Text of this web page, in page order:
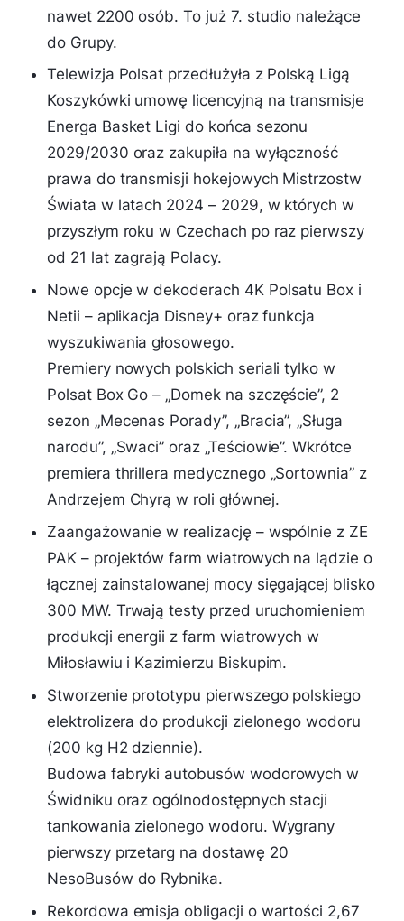
nawet 2200 osób. To już 7. studio należące
do Grupy.
Telewizja Polsat przedłużyła z Polską Ligą
Koszykówki umowę licencyjną na transmisje
Energa Basket Ligi do końca sezonu
2029/2030 oraz zakupiła na wyłączność
prawa do transmisji hokejowych Mistrzostw
Świata w latach 2024 – 2029, w których w
przyszłym roku w Czechach po raz pierwszy
od 21 lat zagrają Polacy.
Nowe opcje w dekoderach 4K Polsatu Box i
Netii – aplikacja Disney+ oraz funkcja
wyszukiwania głosowego.
Premiery nowych polskich seriali tylko w
Polsat Box Go – „Domek na szczęście”, 2
sezon „Mecenas Porady”, „Bracia”, „Sługa
narodu”, „Swaci” oraz „Teściowie”. Wkrótce
premiera thrillera medycznego „Sortownia” z
Andrzejem Chyrą w roli głównej.
Zaangażowanie w realizację – wspólnie z ZE
PAK – projektów farm wiatrowych na lądzie o
łącznej zainstalowanej mocy sięgającej blisko
300 MW. Trwają testy przed uruchomieniem
produkcji energii z farm wiatrowych w
Miłosławiu i Kazimierzu Biskupim.
Stworzenie prototypu pierwszego polskiego
elektrolizera do produkcji zielonego wodoru
(200 kg H2 dziennie).
Budowa fabryki autobusów wodorowych w
Świdniku oraz ogólnodostępnych stacji
tankowania zielonego wodoru. Wygrany
pierwszy przetarg na dostawę 20
NesoBusów do Rybnika.
Rekordowa emisja obligacji o wartości 2,67